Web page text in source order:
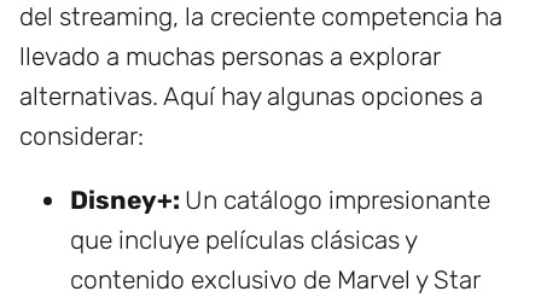
del streaming, la creciente competencia ha
llevado a muchas personas a explorar
alternativas. Aquí hay algunas opciones a
considerar:
Disney+: Un catálogo impresionante
que incluye películas clásicas y
contenido exclusivo de Marvel y Star